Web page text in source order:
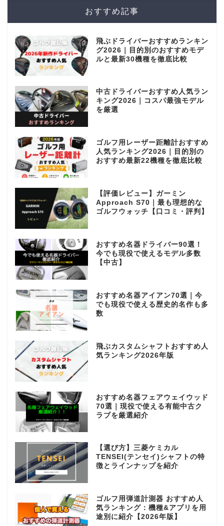
おすすめ記事
飛ぶドライバーおすすめランキン
グ2026｜目的別のおすすめモデ
ルと最新30機種を徹底比較
中古ドライバーおすすめ人気ラン
キング2026｜コスパ最強モデル
を厳選
ゴルフ用レーザー距離計おすすめ
人気ランキング2026｜目的別の
おすすめ最新22機種を徹底比較
【評価レビュー】ガーミン
Approach S70｜最も理想的な
ゴルフウォッチ【口コミ・評判】
おすすめ名器ドライバー90選！
今でも現役で使えるモデル多数
【中古】
おすすめ名器アイアン70選｜今
でも現役で使える歴史的名作も多
数
飛ぶカスタムシャフトおすすめ人
気ランキング2026年版
おすすめ名器フェアウェイウッド
70選｜現役で使える有能中古ク
ラブを厳選紹介
【選び方】三菱ケミカル
TENSEI(テンセイ)シャフトの特
徴とラインナップを紹介
ゴルフ用弾道計測器 おすすめ人
気ランキング：機種&アプリを用
途別に紹介【2026年版】